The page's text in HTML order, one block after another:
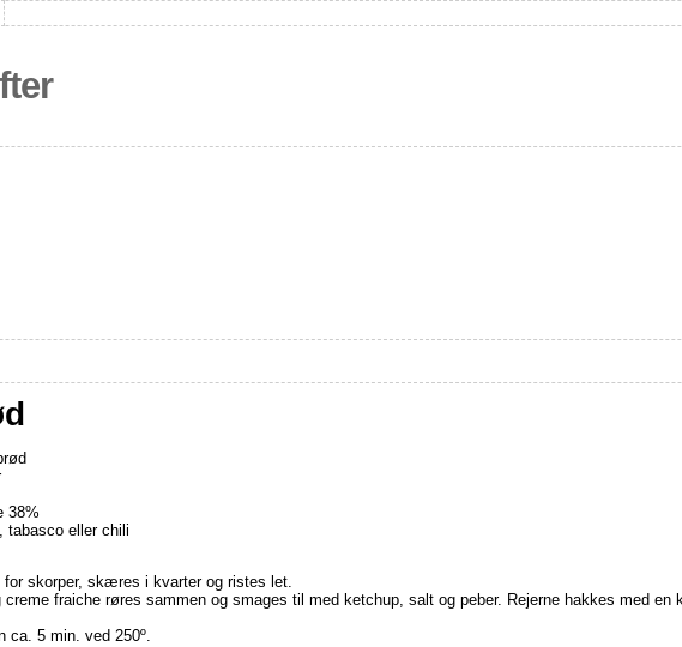
38%
tabasco eller chili
for skorper, skæres i kvarter og ristes let.
fraiche røres sammen og smages til med ketchup, salt og peber. Rejerne hakkes med en
ca. 5 min. ved 250º.